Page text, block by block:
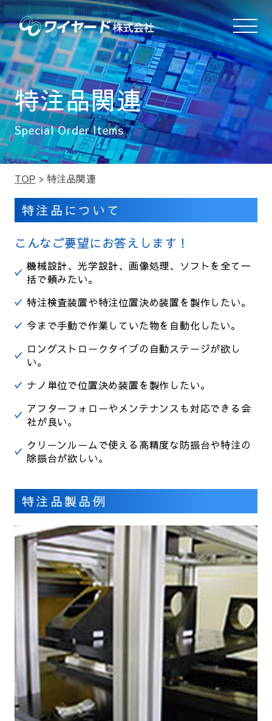
特注品関連
Special Order Items
TOP > 特注品関連
特注品について
こんなご要望にお答えします！
機械設計、光学設計、画像処理、ソフトを全て一
括で頼みたい。
特注検査装置や特注位置決め装置を製作したい。
今まで手動で作業していた物を自動化したい。
ロングストロークタイプの自動ステージが欲し
い。
ナノ単位で位置決め装置を製作したい。
アフターフォローやメンテナンスも対応できる会
社が良い。
クリーンルームで使える高精度な防振台や特注の
除振台が欲しい。
特注品製品例